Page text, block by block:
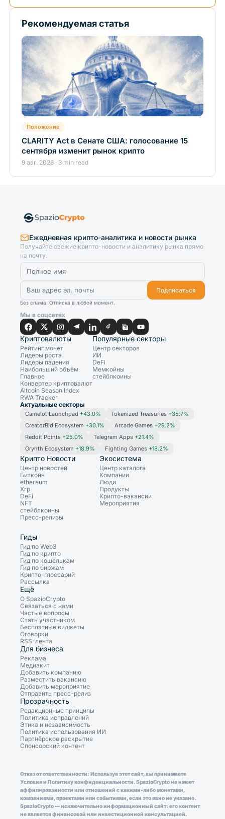
Рекомендуемая статья
Положение
CLARITY Act в Сенате США: голосование 15
сентября изменит рынок крипто
9 авг. 2026 · 3 min read
Ежедневная крипто-аналитика и новости рынка
Получайте свежие крипто-новости и аналитику рынка прямо
на почту.
Подписаться
Без спама. Отписка в любой момент.
Мы в соцсетях
Криптовалюты
Рейтинг монет
Лидеры роста
Лидеры падения
Наибольший объём
Главное
Конвертер криптовалют
Altcoin Season Index
RWA Tracker
Популярные секторы
Центр секторов
ИИ
DeFi
Мемкойны
стейблкоины
Актуальные секторы
Camelot Launchpad +43.0% Tokenized Treasuries +35.7%
CreatorBid Ecosystem +30.1% Arcade Games +29.2%
Reddit Points +25.0% Telegram Apps +21.4%
Orynth Ecosystem +18.9% Fighting Games +18.2%
Крипто Новости
Центр новостей
Биткойн
ethereum
Xrp
DeFi
NFT
стейблкоины
Пресс-релизы
Экосистема
Центр каталога
Компании
Люди
Продукты
Крипто-вакансии
Мероприятия
Гиды
Гид по Web3
Гид по крипто
Гид по кошелькам
Гид по биржам
Крипто-глоссарий
Рассылка
Ещё
О SpazioCrypto
Связаться с нами
Частые вопросы
Стать участником
Бесплатные виджеты
Оговорки
RSS-лента
Для бизнеса
Реклама
Медиакит
Добавить компанию
Разместить вакансию
Добавить мероприятие
Отправить пресс-релиз
Прозрачность
Редакционные принципы
Политика исправлений
Этика и независимость
Политика использования ИИ
Партнёрское раскрытие
Спонсорский контент
Отказ от ответственности: Используя этот сайт, вы принимаете
Условия и Политику конфиденциальности. SpazioCrypto не имеет
аффилированности или отношений с какими-либо монетами,
компаниями, проектами или событиями, если это явно не указано.
SpazioCrypto — исключительно информационный сайт: его контент
не является финансовой или инвестиционной консультацией.